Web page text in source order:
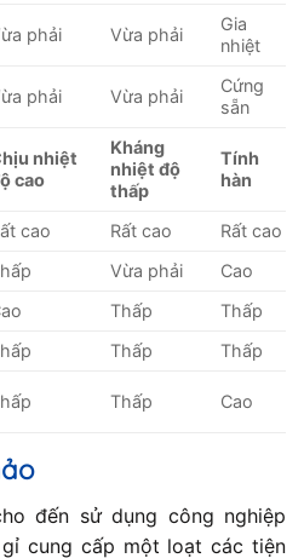
phải Vừa phải
Gia
nhiệt
phải Vừa phải
Cứng
sẵn
nhiệt
cao
Kháng
nhiệt độ
thấp
Tính
hàn
cao Rất cao
Rất cao
Vừa phải
Cao
Thấp
Thấp
Thấp
Thấp
Thấp Cao
đến sử dụng công nghiệp
cung cấp một loạt các tiện